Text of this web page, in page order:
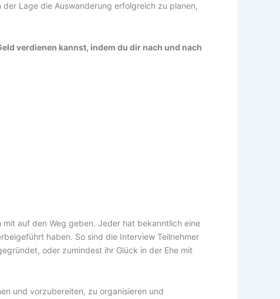
Lage die Auswanderung erfolgreich zu planen,
verdienen kannst, indem du dir nach und nach
auf den Weg geben. Jeder hat bekanntlich eine
haben. So sind die Interview Teilnehmer
oder zumindest ihr Glück in der Ehe mit
und vorzubereiten, zu organisieren und